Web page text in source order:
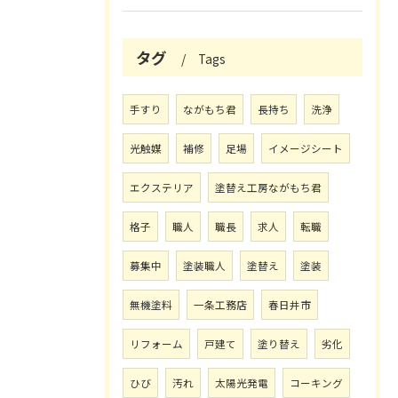
タグ Tags
手すり ながもち君 長持ち 洗浄
光触媒 補修 足場 イメージシート
エクステリア 塗替え工房ながもち君
格子 職人 職長 求人 転職
募集中 塗装職人 塗替え 塗装
無機塗料 一条工務店 春日井市
リフォーム 戸建て 塗り替え 劣化
ひび 汚れ 太陽光発電 コーキング